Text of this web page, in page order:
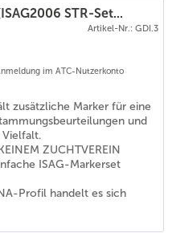
STR-Set...
Artikel-Nr.: GDI.3
im ATC-Nutzerkonto
zusätzliche Marker für eine
und
Vielfalt.
ZUCHTVEREIN
ISAG-Markerset
Profil handelt es sich